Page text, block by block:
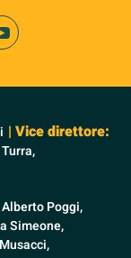
| Vice direttore:
Alberto Poggi,
Simeone,